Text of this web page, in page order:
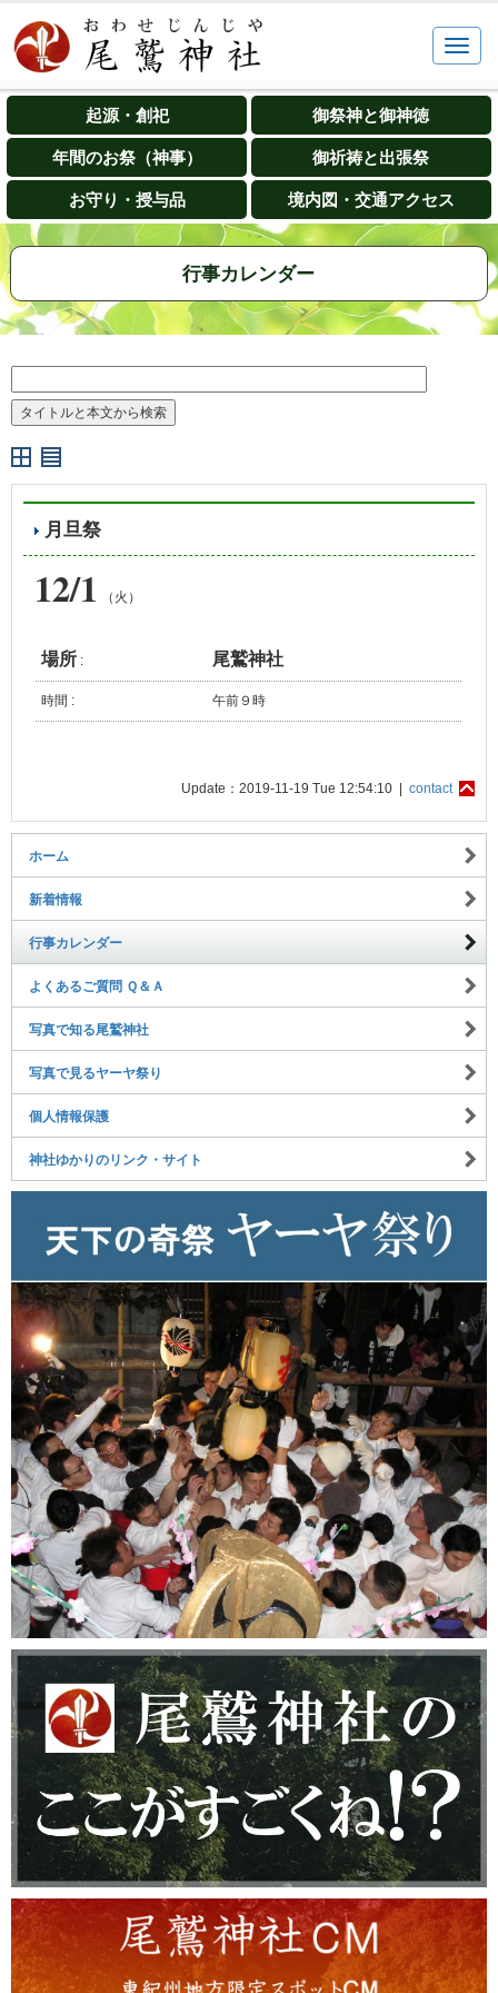
起源・創祀 御祭神と御神徳
年間のお祭（神事） 御祈祷と出張祭
お守り・授与品 境内図・交通アクセス
行事カレンダー
月旦祭
12/1 （火）
場所 : 尾鷲神社
時間 : 午前９時
Update：2019-11-19 Tue 12:54:10 | contact
ホーム
新着情報
行事カレンダー
よくあるご質問 Ｑ＆Ａ
写真で知る尾鷲神社
写真で見るヤーヤ祭り
個人情報保護
神社ゆかりのリンク・サイト